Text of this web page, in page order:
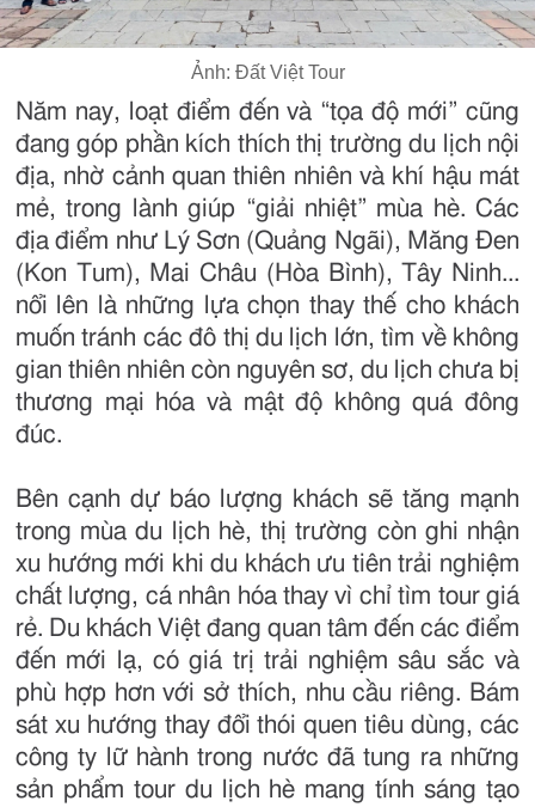
Ảnh: Đất Việt Tour
Năm nay, loạt điểm đến và “tọa độ mới” cũng
đang góp phần kích thích thị trường du lịch nội
địa, nhờ cảnh quan thiên nhiên và khí hậu mát
mẻ, trong lành giúp “giải nhiệt” mùa hè. Các
địa điểm như Lý Sơn (Quảng Ngãi), Măng Đen
(Kon Tum), Mai Châu (Hòa Bình), Tây Ninh...
nổi lên là những lựa chọn thay thế cho khách
muốn tránh các đô thị du lịch lớn, tìm về không
gian thiên nhiên còn nguyên sơ, du lịch chưa bị
thương mại hóa và mật độ không quá đông
đúc.
Bên cạnh dự báo lượng khách sẽ tăng mạnh
trong mùa du lịch hè, thị trường còn ghi nhận
xu hướng mới khi du khách ưu tiên trải nghiệm
chất lượng, cá nhân hóa thay vì chỉ tìm tour giá
rẻ. Du khách Việt đang quan tâm đến các điểm
đến mới lạ, có giá trị trải nghiệm sâu sắc và
phù hợp hơn với sở thích, nhu cầu riêng. Bám
sát xu hướng thay đổi thói quen tiêu dùng, các
công ty lữ hành trong nước đã tung ra những
sản phẩm tour du lịch hè mang tính sáng tạo